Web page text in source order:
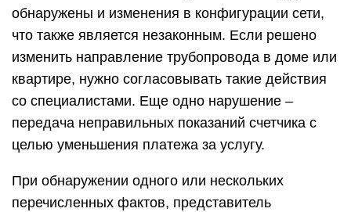
обнаружены и изменения в конфигурации сети,
что также является незаконным. Если решено
изменить направление трубопровода в доме или
квартире, нужно согласовывать такие действия
со специалистами. Еще одно нарушение –
передача неправильных показаний счетчика с
целью уменьшения платежа за услугу.
При обнаружении одного или нескольких
перечисленных фактов, представитель